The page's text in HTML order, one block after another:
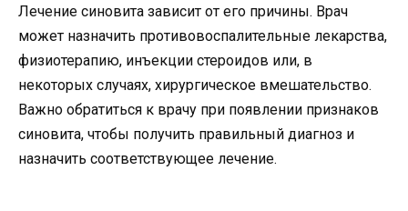
Лечение синовита зависит от его причины. Врач
может назначить противовоспалительные лекарства,
физиотерапию, инъекции стероидов или, в
некоторых случаях, хирургическое вмешательство.
Важно обратиться к врачу при появлении признаков
синовита, чтобы получить правильный диагноз и
назначить соответствующее лечение.